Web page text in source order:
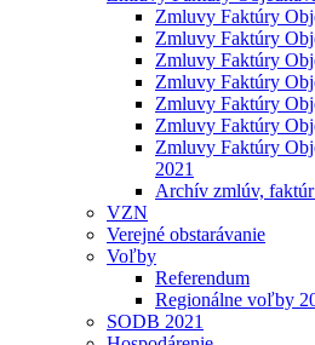
Zmluvy Faktúry
Zmluvy Faktúry
Zmluvy Faktúry
Zmluvy Faktúry
Zmluvy Faktúry
Zmluvy Faktúry
Zmluvy Faktúry
2021
Archív zmlúv,
VZN
Verejné obstarávanie
Voľby
Referendum
Regionálne voľby
SODB 2021